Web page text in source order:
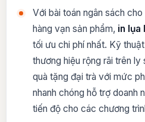
Với bài toán ngân sách
hàng vạn sản phẩm, in lụa
tối ưu chi phí nhất. Kỹ
thương hiệu rộng rãi trên
quà tặng đại trà với mức
nhanh chóng hỗ trợ doanh
tiến độ cho các chương